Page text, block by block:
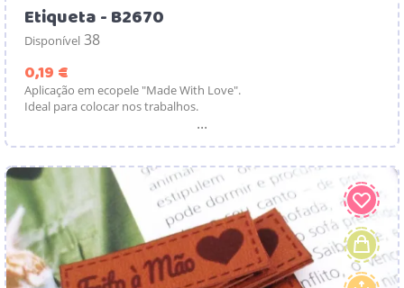
Etiqueta - B2670
Disponível 38
0,19 €
Aplicação em ecopele "Made With Love".
Ideal para colocar nos trabalhos.
...